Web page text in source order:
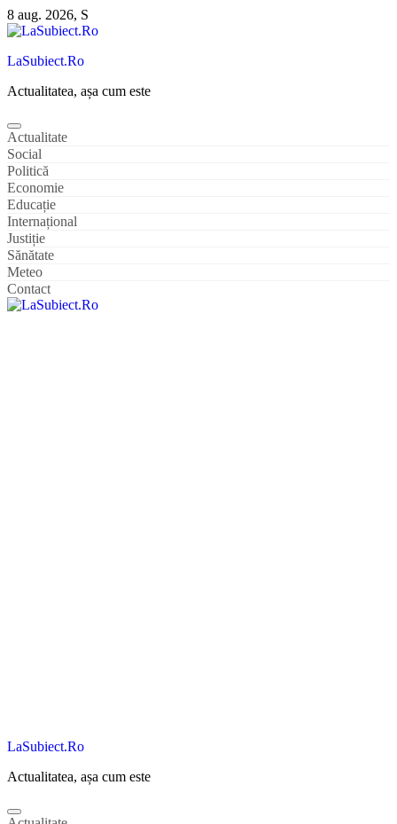
Sari
la
8 aug. 2026, S
LaSubiect.Ro
Actualitatea, așa cum este
Actualitate
Social
Politică
Economie
Educație
Internațional
Justiție
Sănătate
Meteo
Contact
LaSubiect.Ro
Actualitatea, așa cum este